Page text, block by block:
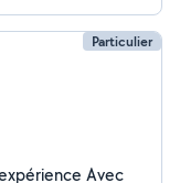
Particulier
Avec